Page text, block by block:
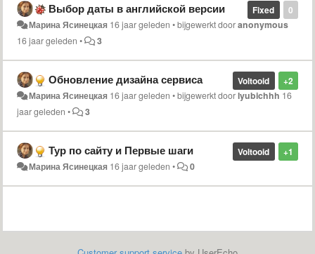
0
Fixed
Выбор даты в английской версии
Марина Ясинецкая 16 jaar geleden •bijgewerkt dooranonymous
16 jaar geleden • 3
+2
Voltooid
Обновление дизайна сервиса
Марина Ясинецкая 16 jaar geleden •bijgewerkt doorlyubichhh 16
jaar geleden • 3
+1
Voltooid
Тур по сайту и Первые шаги
Марина Ясинецкая 16 jaar geleden • 0